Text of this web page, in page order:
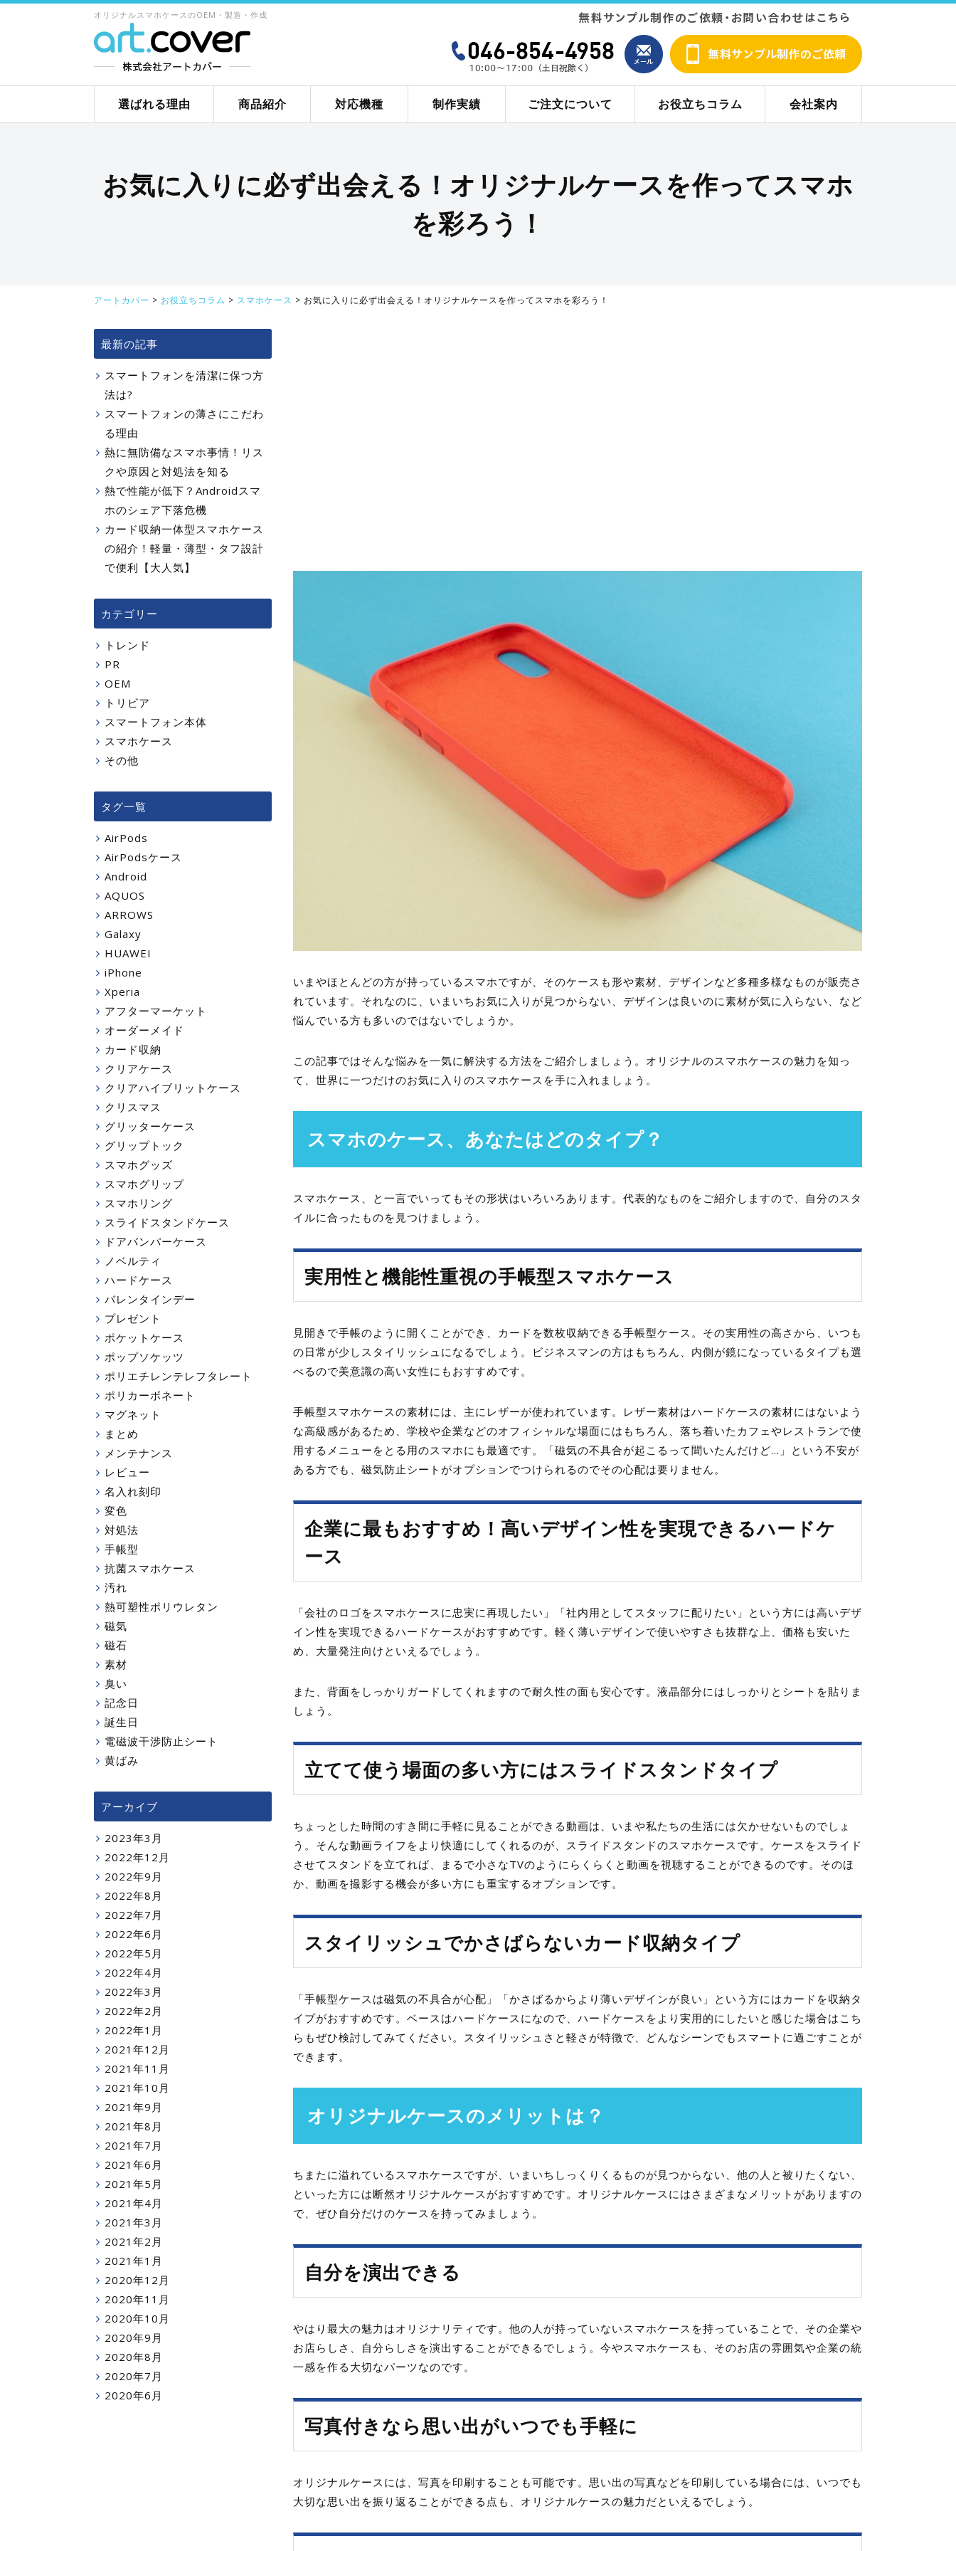
オリジナルスマホケースのOEM・製造・作成
選ばれる理由 商品紹介 対応機種 制作実績 ご注文について お役立ちコラム 会社案内
お気に入りに必ず出会える！オリジナルケースを作ってスマホ
を彩ろう！
アートカバー > お役立ちコラム > スマホケース > お気に入りに必ず出会える！オリジナルケースを作ってスマホを彩ろう！
いまやほとんどの方が持っているスマホですが、そのケースも形や素材、デザインなど多種多様なものが販売さ
れています。それなのに、いまいちお気に入りが見つからない、デザインは良いのに素材が気に入らない、など
悩んでいる方も多いのではないでしょうか。
この記事ではそんな悩みを一気に解決する方法をご紹介しましょう。オリジナルのスマホケースの魅力を知っ
て、世界に一つだけのお気に入りのスマホケースを手に入れましょう。
スマホのケース、あなたはどのタイプ？
スマホケース、と一言でいってもその形状はいろいろあります。代表的なものをご紹介しますので、自分のスタ
イルに合ったものを見つけましょう。
実用性と機能性重視の手帳型スマホケース
見開きで手帳のように開くことができ、カードを数枚収納できる手帳型ケース。その実用性の高さから、いつも
の日常が少しスタイリッシュになるでしょう。ビジネスマンの方はもちろん、内側が鏡になっているタイプも選
べるので美意識の高い女性にもおすすめです。
手帳型スマホケースの素材には、主にレザーが使われています。レザー素材はハードケースの素材にはないよう
な高級感があるため、学校や企業などのオフィシャルな場面にはもちろん、落ち着いたカフェやレストランで使
用するメニューをとる用のスマホにも最適です。「磁気の不具合が起こるって聞いたんだけど…」という不安が
ある方でも、磁気防止シートがオプションでつけられるのでその心配は要りません。
企業に最もおすすめ！高いデザイン性を実現できるハードケ
ース
「会社のロゴをスマホケースに忠実に再現したい」「社内用としてスタッフに配りたい」という方には高いデザ
イン性を実現できるハードケースがおすすめです。軽く薄いデザインで使いやすさも抜群な上、価格も安いた
め、大量発注向けといえるでしょう。
また、背面をしっかりガードしてくれますので耐久性の面も安心です。液晶部分にはしっかりとシートを貼りま
しょう。
立てて使う場面の多い方にはスライドスタンドタイプ
ちょっとした時間のすき間に手軽に見ることができる動画は、いまや私たちの生活には欠かせないものでしょ
う。そんな動画ライフをより快適にしてくれるのが、スライドスタンドのスマホケースです。ケースをスライド
させてスタンドを立てれば、まるで小さなTVのようにらくらくと動画を視聴することができるのです。そのほ
か、動画を撮影する機会が多い方にも重宝するオプションです。
スタイリッシュでかさばらないカード収納タイプ
「手帳型ケースは磁気の不具合が心配」「かさばるからより薄いデザインが良い」という方にはカードを収納タ
イプがおすすめです。ベースはハードケースになので、ハードケースをより実用的にしたいと感じた場合はこち
らもぜひ検討してみてください。スタイリッシュさと軽さが特徴で、どんなシーンでもスマートに過ごすことが
できます。
オリジナルケースのメリットは？
ちまたに溢れているスマホケースですが、いまいちしっくりくるものが見つからない、他の人と被りたくない、
といった方には断然オリジナルケースがおすすめです。オリジナルケースにはさまざまなメリットがありますの
で、ぜひ自分だけのケースを持ってみましょう。
自分を演出できる
やはり最大の魅力はオリジナリティです。他の人が持っていないスマホケースを持っていることで、その企業や
お店らしさ、自分らしさを演出することができるでしょう。今やスマホケースも、そのお店の雰囲気や企業の統
一感を作る大切なパーツなのです。
写真付きなら思い出がいつでも手軽に
オリジナルケースには、写真を印刷することも可能です。思い出の写真などを印刷している場合には、いつでも
大切な思い出を振り返ることができる点も、オリジナルケースの魅力だといえるでしょう。
最新の記事
スマートフォンを清潔に保つ方
法は?
スマートフォンの薄さにこだわ
る理由
熱に無防備なスマホ事情！リス
クや原因と対処法を知る
熱で性能が低下？Androidスマ
ホのシェア下落危機
カード収納一体型スマホケース
の紹介！軽量・薄型・タフ設計
で便利【大人気】
カテゴリー
トレンド
PR
OEM
トリビア
スマートフォン本体
スマホケース
その他
タグ一覧
AirPods
AirPodsケース
Android
AQUOS
ARROWS
Galaxy
HUAWEI
iPhone
Xperia
アフターマーケット
オーダーメイド
カード収納
クリアケース
クリアハイブリットケース
クリスマス
グリッターケース
グリップトック
スマホグッズ
スマホグリップ
スマホリング
スライドスタンドケース
ドアバンパーケース
ノベルティ
ハードケース
バレンタインデー
プレゼント
ポケットケース
ポップソケッツ
ポリエチレンテレフタレート
ポリカーボネート
マグネット
まとめ
メンテナンス
レビュー
名入れ刻印
変色
対処法
手帳型
抗菌スマホケース
汚れ
熱可塑性ポリウレタン
磁気
磁石
素材
臭い
記念日
誕生日
電磁波干渉防止シート
黄ばみ
アーカイブ
2023年3月
2022年12月
2022年9月
2022年8月
2022年7月
2022年6月
2022年5月
2022年4月
2022年3月
2022年2月
2022年1月
2021年12月
2021年11月
2021年10月
2021年9月
2021年8月
2021年7月
2021年6月
2021年5月
2021年4月
2021年3月
2021年2月
2021年1月
2020年12月
2020年11月
2020年10月
2020年9月
2020年8月
2020年7月
2020年6月